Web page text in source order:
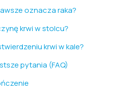
oznacza raka?
krwi w stolcu?
krwi w kale?
pytania (FAQ)